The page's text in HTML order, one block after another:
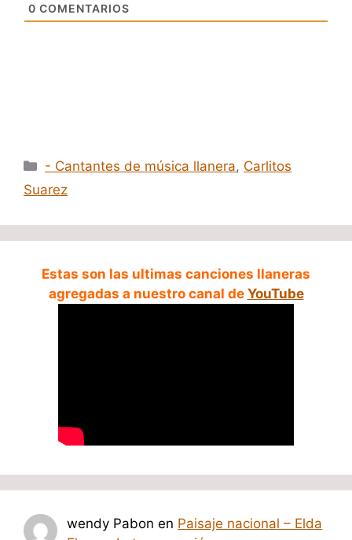
0 COMENTARIOS
Categorías
- Cantantes de música llanera, Carlitos
Suarez
Estas son las ultimas canciones llaneras
agregadas a nuestro canal de YouTube
wendy Pabon en Paisaje nacional – Elda